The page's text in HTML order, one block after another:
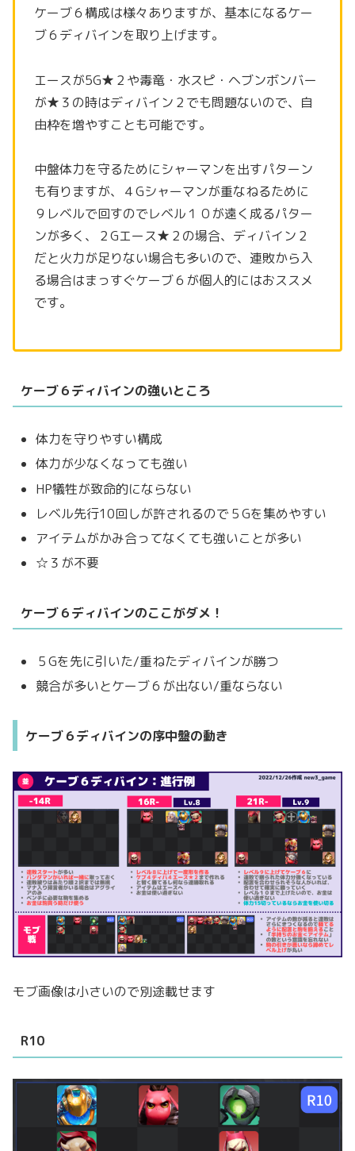
ケーブ６構成は様々ありますが、基本になるケー
ブ６ディバインを取り上げます。
エースが5G★２や毒竜・水スピ・ヘブンボンバー
が★３の時はディバイン２でも問題ないので、自
由枠を増やすことも可能です。
中盤体力を守るためにシャーマンを出すパターン
も有りますが、４Gシャーマンが重なねるために
９レベルで回すのでレベル１０が遠く成るパター
ンが多く、２Gエース★２の場合、ディバイン２
だと火力が足りない場合も多いので、連敗から入
る場合はまっすぐケーブ６が個人的にはおススメ
です。
ケーブ６ディバインの強いところ
体力を守りやすい構成
体力が少なくなっても強い
HP犠牲が致命的にならない
レベル先行10回しが許されるので５Gを集めやすい
アイテムがかみ合ってなくても強いことが多い
☆３が不要
ケーブ６ディバインのここがダメ！
５Gを先に引いた/重ねたディバインが勝つ
競合が多いとケーブ６が出ない/重ならない
ケーブ６ディバインの序中盤の動き
モブ画像は小さいので別途載せます
R10